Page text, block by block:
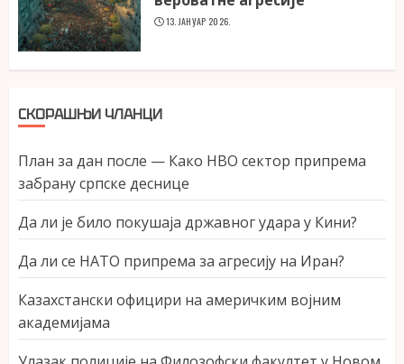
13. ЈАНУАР 2026.
СКОРАШЊИ ЧЛАНЦИ
План за дан после — Како НВО сектор припрема
забрану српске деснице
Да ли је било покушаја државног удара у Кини?
Да ли се НАТО припрема за агресију на Иран?
Казахстански официри на америчким војним
академијама